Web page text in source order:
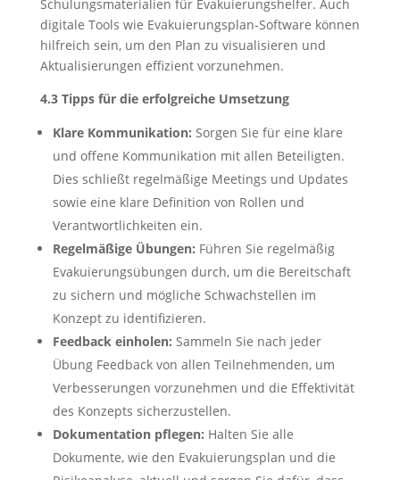
Schulungsmaterialien für Evakuierungshelfer. Auch
digitale Tools wie Evakuierungsplan-Software können
hilfreich sein, um den Plan zu visualisieren und
Aktualisierungen effizient vorzunehmen.
4.3 Tipps für die erfolgreiche Umsetzung
Klare Kommunikation: Sorgen Sie für eine klare
und offene Kommunikation mit allen Beteiligten.
Dies schließt regelmäßige Meetings und Updates
sowie eine klare Definition von Rollen und
Verantwortlichkeiten ein.
Regelmäßige Übungen: Führen Sie regelmäßig
Evakuierungsübungen durch, um die Bereitschaft
zu sichern und mögliche Schwachstellen im
Konzept zu identifizieren.
Feedback einholen: Sammeln Sie nach jeder
Übung Feedback von allen Teilnehmenden, um
Verbesserungen vorzunehmen und die Effektivität
des Konzepts sicherzustellen.
Dokumentation pflegen: Halten Sie alle
Dokumente, wie den Evakuierungsplan und die